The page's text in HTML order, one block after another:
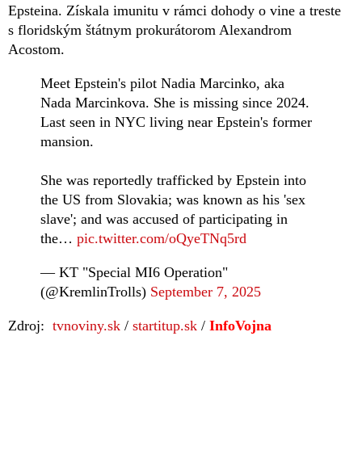
Epsteina. Získala imunitu v rámci dohody o vine a treste
s floridským štátnym prokurátorom Alexandrom
Acostom.
Meet Epstein's pilot Nadia Marcinko, aka
Nada Marcinkova. She is missing since 2024.
Last seen in NYC living near Epstein's former
mansion.
She was reportedly trafficked by Epstein into
the US from Slovakia; was known as his 'sex
slave'; and was accused of participating in
the… pic.twitter.com/oQyeTNq5rd
— KT "Special MI6 Operation"
(@KremlinTrolls) September 7, 2025
Zdroj: tvnoviny.sk / startitup.sk / InfoVojna